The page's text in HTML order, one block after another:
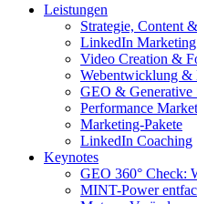
Leistungen
Strategie, Content
LinkedIn Marketing
Video Creation &
Webentwicklung &
GEO & Generative
Performance
Marketing-Pakete
LinkedIn Coaching
Keynotes
GEO 360° Check:
MINT-Power